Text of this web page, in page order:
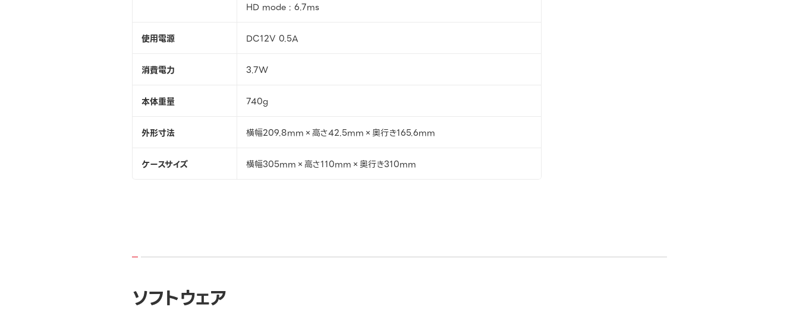
HD mode : 6.7ms
使用電源 DC12V 0.5A
消費電力 3.7W
本体重量 740g
外形寸法 横幅209.8mm×高さ42.5mm×奥行き165.6mm
ケースサイズ 横幅305mm×高さ110mm×奥行き310mm
ソフトウェア